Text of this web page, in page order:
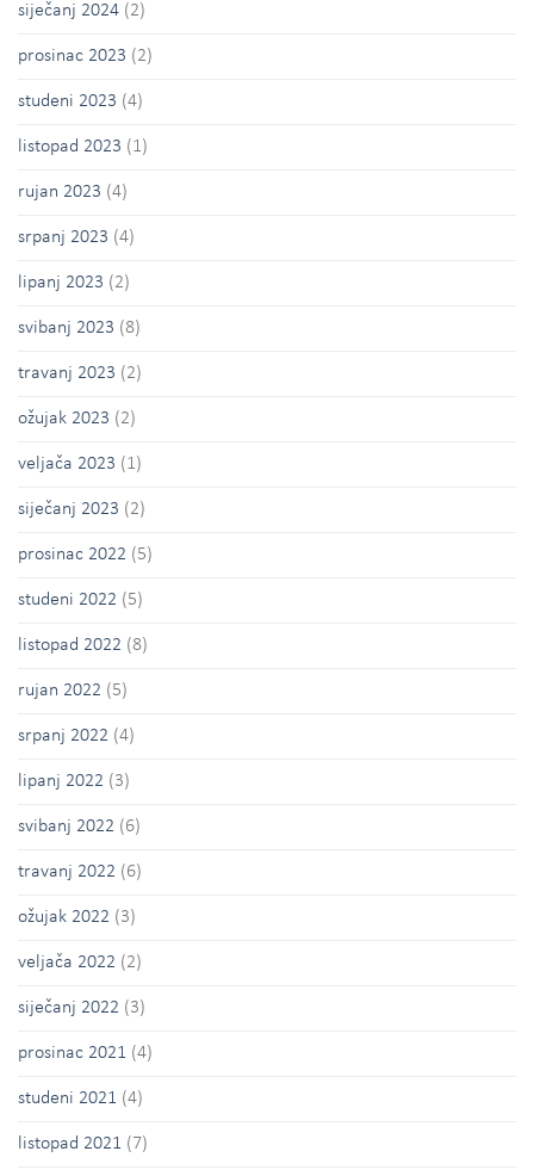
siječanj 2024 (2)
prosinac 2023 (2)
studeni 2023 (4)
listopad 2023 (1)
rujan 2023 (4)
srpanj 2023 (4)
lipanj 2023 (2)
svibanj 2023 (8)
travanj 2023 (2)
ožujak 2023 (2)
veljača 2023 (1)
siječanj 2023 (2)
prosinac 2022 (5)
studeni 2022 (5)
listopad 2022 (8)
rujan 2022 (5)
srpanj 2022 (4)
lipanj 2022 (3)
svibanj 2022 (6)
travanj 2022 (6)
ožujak 2022 (3)
veljača 2022 (2)
siječanj 2022 (3)
prosinac 2021 (4)
studeni 2021 (4)
listopad 2021 (7)